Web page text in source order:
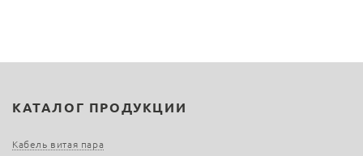
КАТАЛОГ ПРОДУКЦИИ
Кабель витая пара